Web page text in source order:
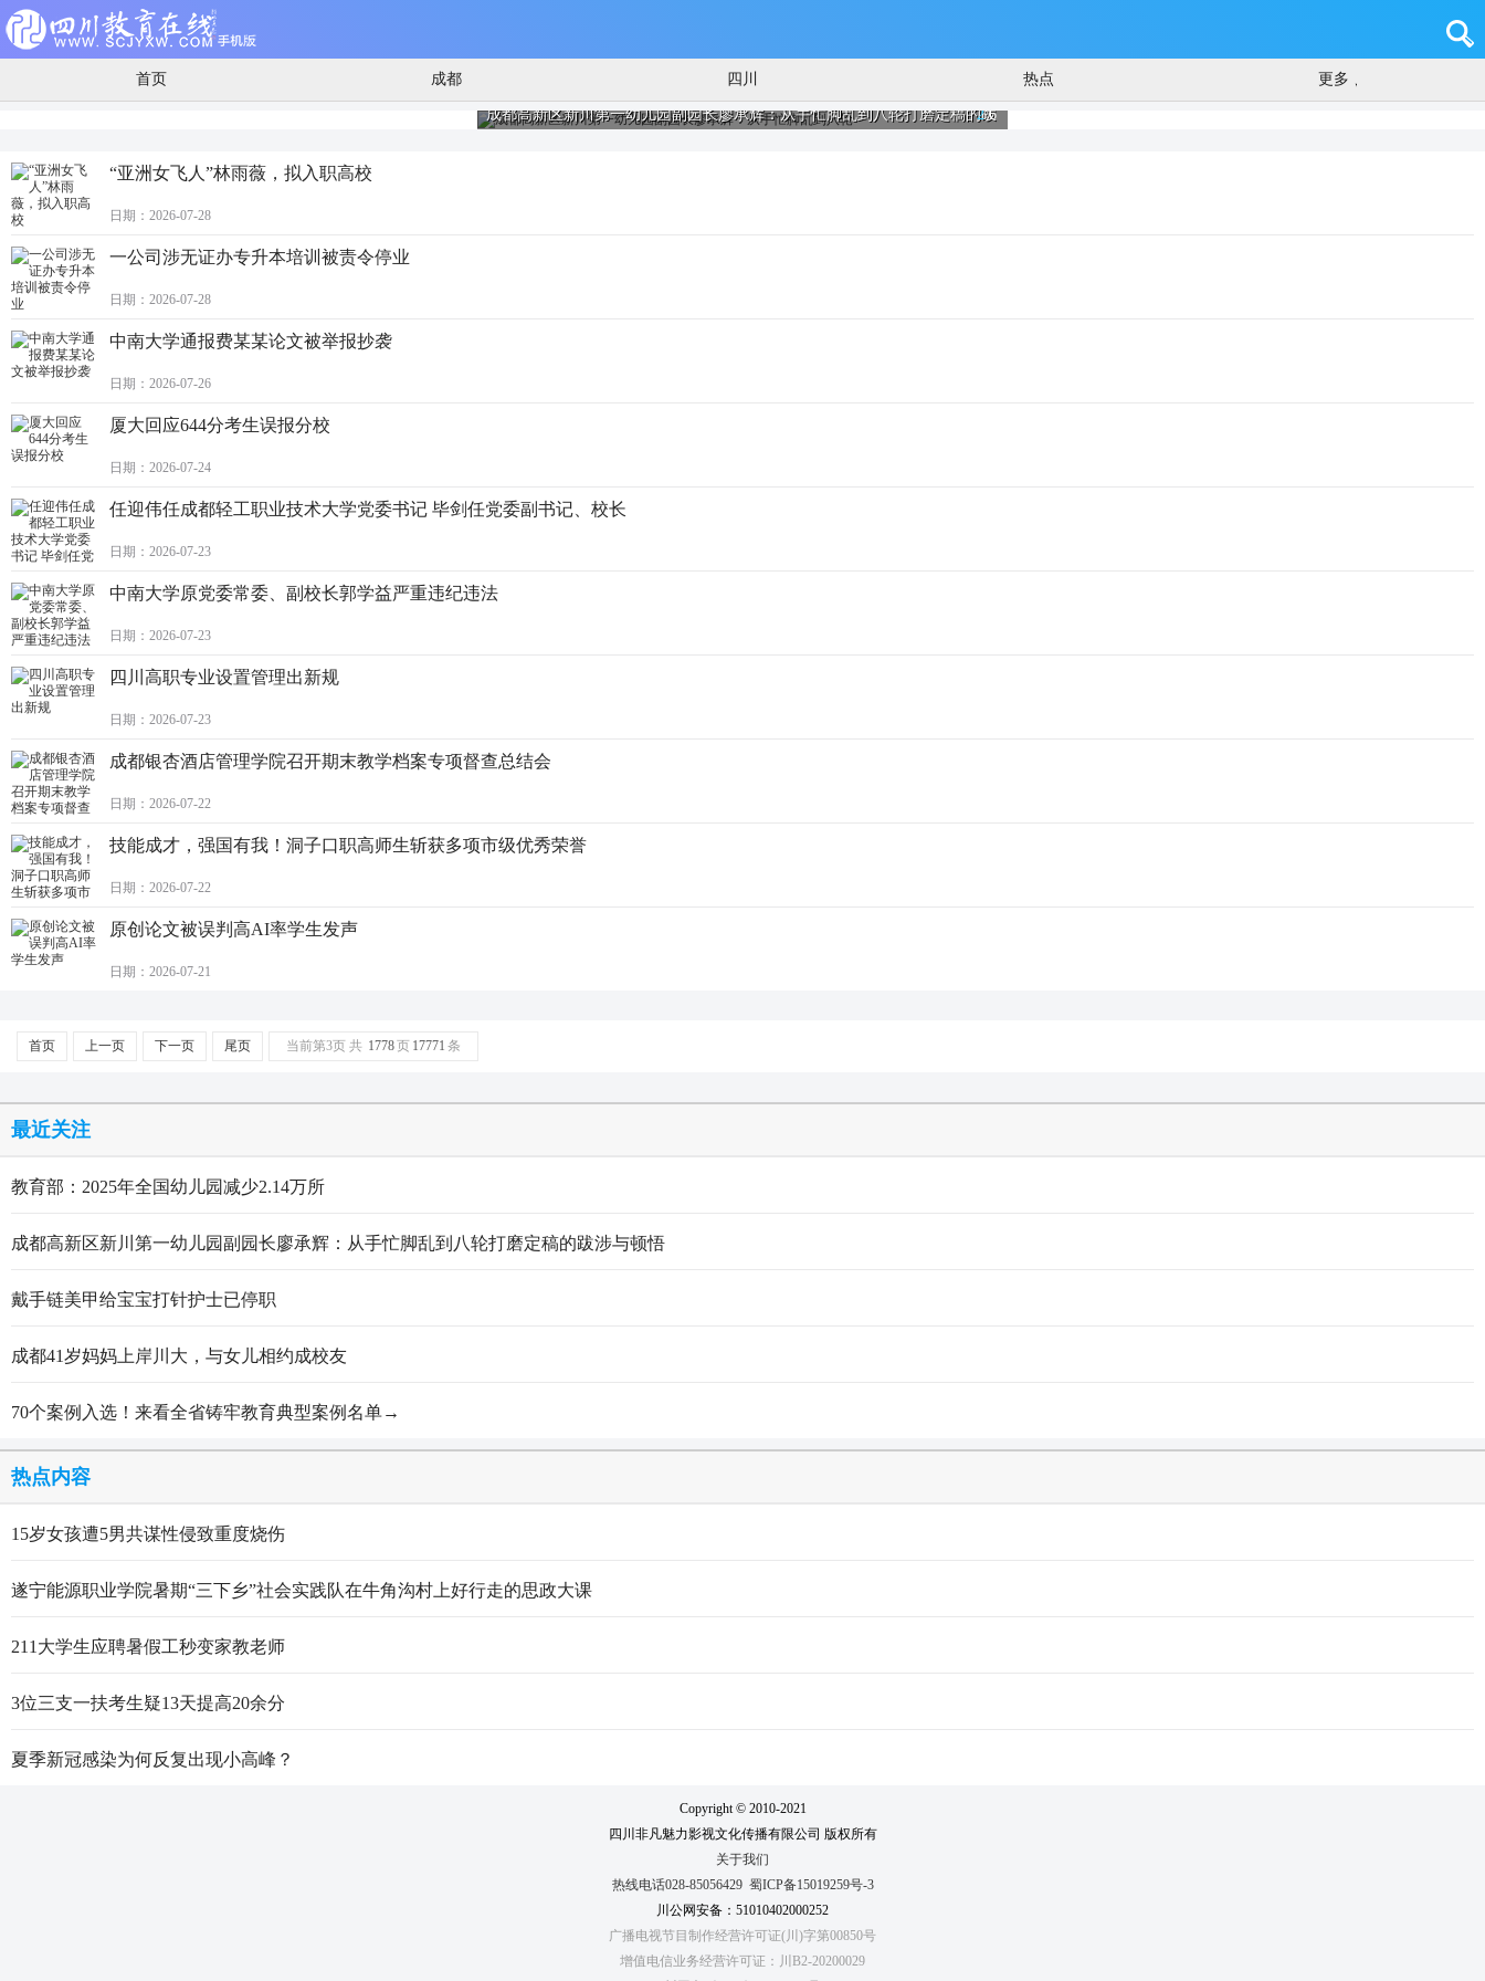
首页 成都 四川 热点 更多
成都高新区新川第一幼儿园副园长廖承辉：从手忙脚乱到八轮打磨定稿的跋
2/6
“亚洲女飞人”林雨薇，拟入职高校
日期：2026-07-28
一公司涉无证办专升本培训被责令停业
日期：2026-07-28
中南大学通报费某某论文被举报抄袭
日期：2026-07-26
厦大回应644分考生误报分校
日期：2026-07-24
任迎伟任成都轻工职业技术大学党委书记 毕剑任党委副书记、校长
日期：2026-07-23
中南大学原党委常委、副校长郭学益严重违纪违法
日期：2026-07-23
四川高职专业设置管理出新规
日期：2026-07-23
成都银杏酒店管理学院召开期末教学档案专项督查总结会
日期：2026-07-22
技能成才，强国有我！洞子口职高师生斩获多项市级优秀荣誉
日期：2026-07-22
原创论文被误判高AI率学生发声
日期：2026-07-21
首页 上一页 下一页 尾页 当前第3页 共 1778页 17771 条
最近关注
教育部：2025年全国幼儿园减少2.14万所
成都高新区新川第一幼儿园副园长廖承辉：从手忙脚乱到八轮打磨定稿的跋涉与顿悟
戴手链美甲给宝宝打针护士已停职
成都41岁妈妈上岸川大，与女儿相约成校友
70个案例入选！来看全省铸牢教育典型案例名单→
热点内容
15岁女孩遭5男共谋性侵致重度烧伤
遂宁能源职业学院暑期“三下乡”社会实践队在牛角沟村上好行走的思政大课
211大学生应聘暑假工秒变家教老师
3位三支一扶考生疑13天提高20余分
夏季新冠感染为何反复出现小高峰？
Copyright © 2010-2021
四川非凡魅力影视文化传播有限公司 版权所有
关于我们
热线电话028-85056429 蜀ICP备15019259号-3
川公网安备：51010402000252
广播电视节目制作经营许可证(川)字第00850号
增值电信业务经营许可证：川B2-20200029